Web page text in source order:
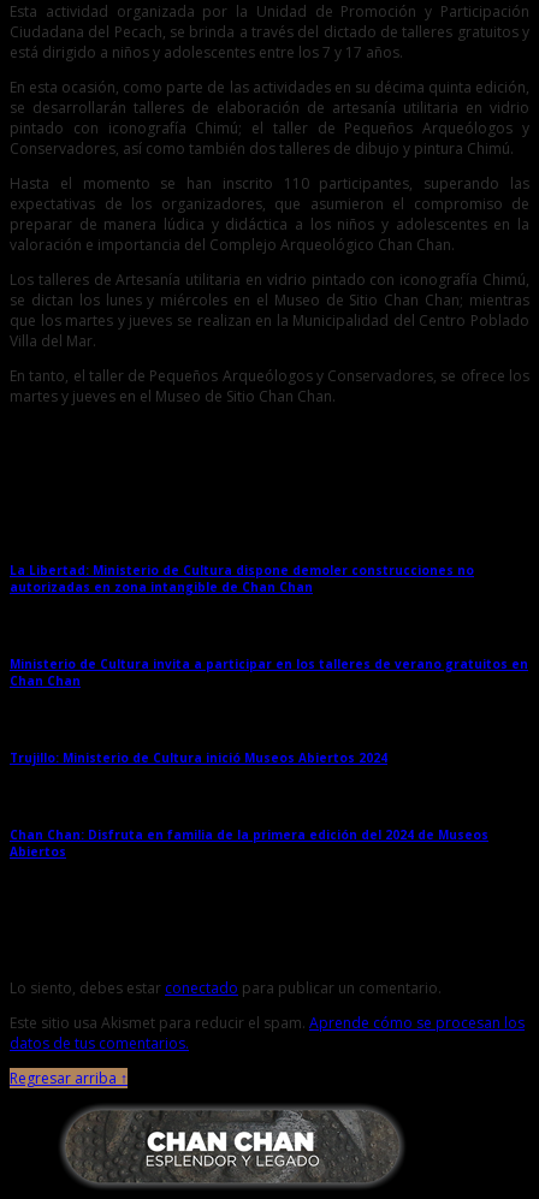
Esta actividad organizada por la Unidad de Promoción y Participación
Ciudadana del Pecach, se brinda a través del dictado de talleres gratuitos y
está dirigido a niños y adolescentes entre los 7 y 17 años.
En esta ocasión, como parte de las actividades en su décima quinta edición,
se desarrollarán talleres de elaboración de artesanía utilitaria en vidrio
pintado con iconografía Chimú; el taller de Pequeños Arqueólogos y
Conservadores, así como también dos talleres de dibujo y pintura Chimú.
Hasta el momento se han inscrito 110 participantes, superando las
expectativas de los organizadores, que asumieron el compromiso de
preparar de manera lúdica y didáctica a los niños y adolescentes en la
valoración e importancia del Complejo Arqueológico Chan Chan.
Los talleres de Artesanía utilitaria en vidrio pintado con iconografía Chimú,
se dictan los lunes y miércoles en el Museo de Sitio Chan Chan; mientras
que los martes y jueves se realizan en la Municipalidad del Centro Poblado
Villa del Mar.
En tanto, el taller de Pequeños Arqueólogos y Conservadores, se ofrece los
martes y jueves en el Museo de Sitio Chan Chan.
La Libertad: Ministerio de Cultura dispone demoler construcciones no
autorizadas en zona intangible de Chan Chan
Ministerio de Cultura invita a participar en los talleres de verano gratuitos en
Chan Chan
Trujillo: Ministerio de Cultura inició Museos Abiertos 2024
Chan Chan: Disfruta en familia de la primera edición del 2024 de Museos
Abiertos
Lo siento, debes estar conectado para publicar un comentario.
Este sitio usa Akismet para reducir el spam. Aprende cómo se procesan los
datos de tus comentarios.
Regresar arriba ↑